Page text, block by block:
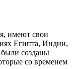
имеют свои
Египта, Индии,
созданы
со временем